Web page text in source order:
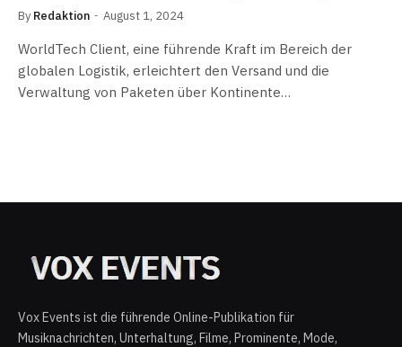
By Redaktion August 1, 2024
WorldTech Client, eine führende Kraft im Bereich der
globalen Logistik, erleichtert den Versand und die
Verwaltung von Paketen über Kontinente…
Vox Events ist die führende Online-Publikation für
Musiknachrichten, Unterhaltung, Filme, Prominente, Mode,